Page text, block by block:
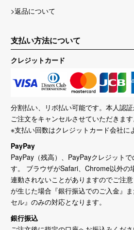
>返品について
支払い方法について
クレジットカード
分割払い、リボ払い可能です。本人認
ご注文をキャンセルさせていただきます
※支払い回数はクレジットカード会社に
PayPay
PayPay（残高）、PayPayクレジット
す。 ブラウザがSafari、Chrome以外の
連動されないことがありますのでご注
が生じた場合『銀行振込でのご入金』
セル』のみの対応となります。
銀行振込